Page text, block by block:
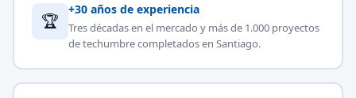
🏆
+30 años de experiencia
Tres décadas en el mercado y más de 1.000 proyectos
de techumbre completados en Santiago.